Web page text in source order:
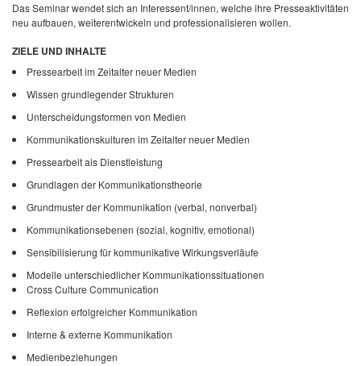
Das Seminar wendet sich an Interessent/innen, welche ihre Presseaktivitäten
neu aufbauen, weiterentwickeln und professionalisieren wollen.
ZIELE UND INHALTE
Pressearbeit im Zeitalter neuer Medien
Wissen grundlegender Strukturen
Unterscheidungsformen von Medien
Kommunikationskulturen im Zeitalter neuer Medien
Pressearbeit als Dienstleistung
Grundlagen der Kommunikationstheorie
Grundmuster der Kommunikation (verbal, nonverbal)
Kommunikationsebenen (sozial, kognitiv, emotional)
Sensibilisierung für kommunikative Wirkungsverläufe
Modelle unterschiedlicher Kommunikationssituationen
Cross Culture Communication
Reflexion erfolgreicher Kommunikation
Interne & externe Kommunikation
Medienbeziehungen